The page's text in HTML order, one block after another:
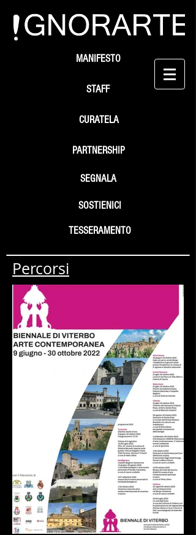
STAFF
SEGNALA
SOSTIENICI
MANIFESTO
PARTNERSHIP
TESSERAMENTO
CURATELA
Percorsi